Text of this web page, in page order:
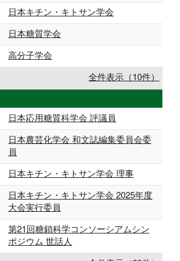
日本キチン・キトサン学会
日本糖質学会
高分子学会
全件表示（10件）
日本応用糖質科学会 評議員
日本農芸化学会 和文誌編集委員会委
員
日本キチン・キトサン学会 理事
日本キチン・キトサン学会 2025年度
大会実行委員
第21回糖鎖科学コンソーシアムシン
ポジウム 世話人